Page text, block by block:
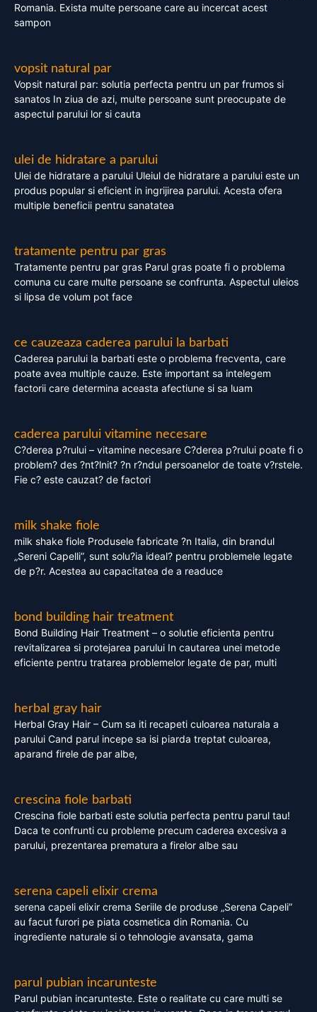
Romania. Exista multe persoane care au incercat acest
sampon
vopsit natural par
Vopsit natural par: solutia perfecta pentru un par frumos si
sanatos In ziua de azi, multe persoane sunt preocupate de
aspectul parului lor si cauta
ulei de hidratare a parului
Ulei de hidratare a parului Uleiul de hidratare a parului este un
produs popular si eficient in ingrijirea parului. Acesta ofera
multiple beneficii pentru sanatatea
tratamente pentru par gras
Tratamente pentru par gras Parul gras poate fi o problema
comuna cu care multe persoane se confrunta. Aspectul uleios
si lipsa de volum pot face
ce cauzeaza caderea parului la barbati
Caderea parului la barbati este o problema frecventa, care
poate avea multiple cauze. Este important sa intelegem
factorii care determina aceasta afectiune si sa luam
caderea parului vitamine necesare
C?derea p?rului – vitamine necesare C?derea p?rului poate fi o
problem? des ?nt?lnit? ?n r?ndul persoanelor de toate v?rstele.
Fie c? este cauzat? de factori
milk shake fiole
milk shake fiole Produsele fabricate ?n Italia, din brandul
„Sereni Capelli”, sunt solu?ia ideal? pentru problemele legate
de p?r. Acestea au capacitatea de a readuce
bond building hair treatment
Bond Building Hair Treatment – o solutie eficienta pentru
revitalizarea si protejarea parului In cautarea unei metode
eficiente pentru tratarea problemelor legate de par, multi
herbal gray hair
Herbal Gray Hair – Cum sa iti recapeti culoarea naturala a
parului Cand parul incepe sa isi piarda treptat culoarea,
aparand firele de par albe,
crescina fiole barbati
Crescina fiole barbati este solutia perfecta pentru parul tau!
Daca te confrunti cu probleme precum caderea excesiva a
parului, prezentarea prematura a firelor albe sau
serena capeli elixir crema
serena capeli elixir crema Seriile de produse „Serena Capeli”
au facut furori pe piata cosmetica din Romania. Cu
ingrediente naturale si o tehnologie avansata, gama
parul pubian incarunteste
Parul pubian incarunteste. Este o realitate cu care multi se